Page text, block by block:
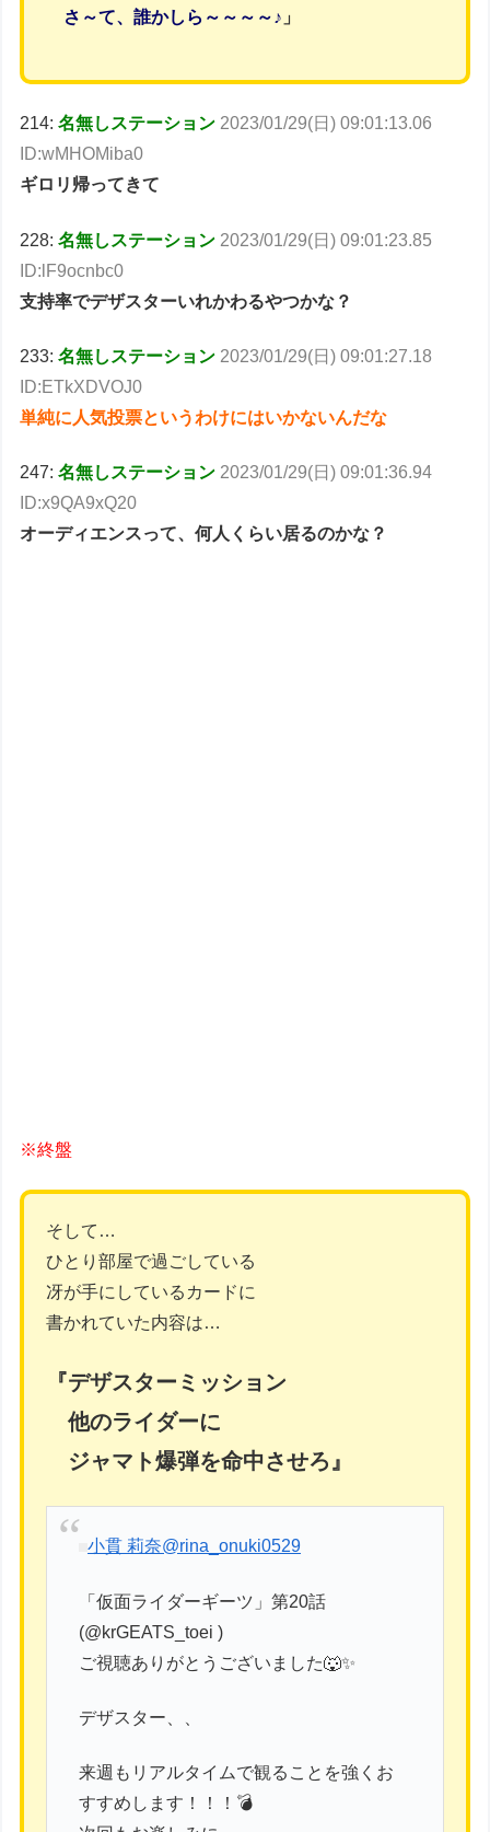
さ～て、誰かしら～～～～♪ 」
214:名無しステーション 2023/01/29(日) 09:01:13.06
ID:wMHOMiba0
ギロリ帰ってきて
228:名無しステーション 2023/01/29(日) 09:01:23.85
ID:lF9ocnbc0
支持率でデザスターいれかわるやつかな？
233:名無しステーション 2023/01/29(日) 09:01:27.18
ID:ETkXDVOJ0
単純に人気投票というわけにはいかないんだな
247:名無しステーション 2023/01/29(日) 09:01:36.94
ID:x9QA9xQ20
オーディエンスって、何人くらい居るのかな？
※終盤
そして…
ひとり部屋で過ごしている
冴が手にしているカードに
書かれていた内容は…
『デザスターミッション
他のライダーに
ジャマト爆弾を命中させろ』
小貫 莉奈@rina_onuki0529
「仮面ライダーギーツ」第20話
(@krGEATS_toei )
ご視聴ありがとうございました🐺✨
デザスター、、
来週もリアルタイムで観ることを強くお
すすめします！！！💣